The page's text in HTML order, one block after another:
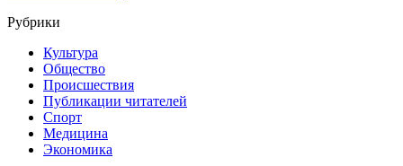
Рубрики
Культура
Общество
Происшествия
Публикации читателей
Спорт
Медицина
Экономика